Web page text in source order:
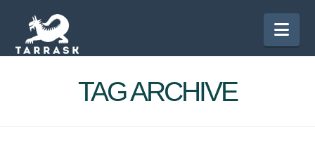
TAG ARCHIVE